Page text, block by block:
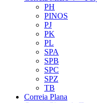
PH
PINOS
PJ
PK
PL
SPA
SPB
SPC
SPZ
TB
Correia Plana